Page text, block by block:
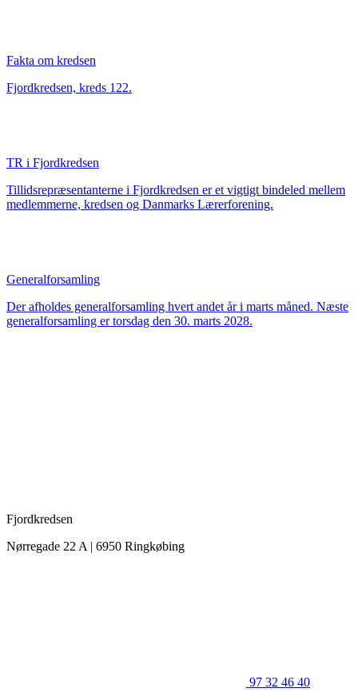
Fakta om kredsen
Fjordkredsen, kreds 122.
TR i Fjordkredsen
Tillidsrepræsentanterne i Fjordkredsen er et vigtigt bindeled mellem
medlemmerne, kredsen og Danmarks Lærerforening.
Generalforsamling
Der afholdes generalforsamling hvert andet år i marts måned. Næste
generalforsamling er torsdag den 30. marts 2028.
Fjordkredsen
Nørregade 22 A | 6950 Ringkøbing
97 32 46 40